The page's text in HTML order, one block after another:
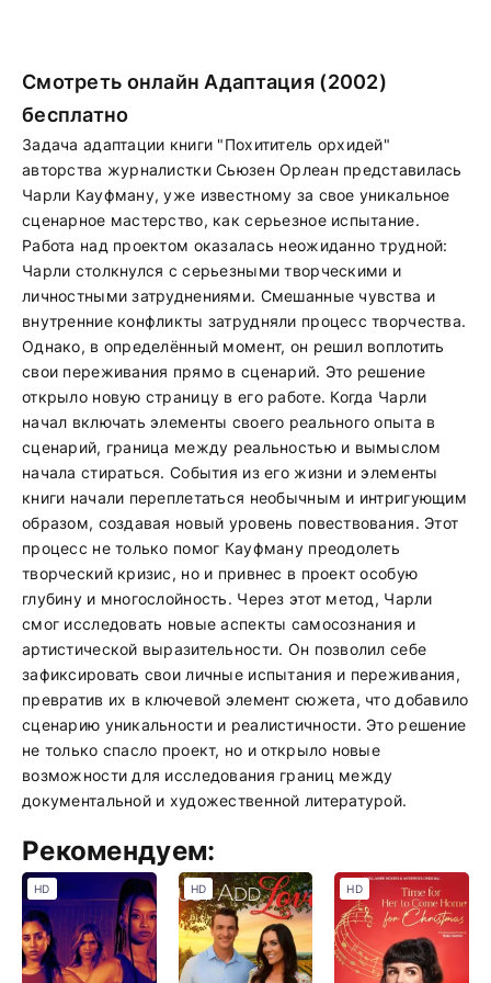
Смотреть онлайн Адаптация (2002)
бесплатно
Задача адаптации книги "Похититель орхидей"
авторства журналистки Сьюзен Орлеан представилась
Чарли Кауфману, уже известному за свое уникальное
сценарное мастерство, как серьезное испытание.
Работа над проектом оказалась неожиданно трудной:
Чарли столкнулся с серьезными творческими и
личностными затруднениями. Смешанные чувства и
внутренние конфликты затрудняли процесс творчества.
Однако, в определённый момент, он решил воплотить
свои переживания прямо в сценарий. Это решение
открыло новую страницу в его работе. Когда Чарли
начал включать элементы своего реального опыта в
сценарий, граница между реальностью и вымыслом
начала стираться. События из его жизни и элементы
книги начали переплетаться необычным и интригующим
образом, создавая новый уровень повествования. Этот
процесс не только помог Кауфману преодолеть
творческий кризис, но и привнес в проект особую
глубину и многослойность. Через этот метод, Чарли
смог исследовать новые аспекты самосознания и
артистической выразительности. Он позволил себе
зафиксировать свои личные испытания и переживания,
превратив их в ключевой элемент сюжета, что добавило
сценарию уникальности и реалистичности. Это решение
не только спасло проект, но и открыло новые
возможности для исследования границ между
документальной и художественной литературой.
Рекомендуем:
HD HD HD